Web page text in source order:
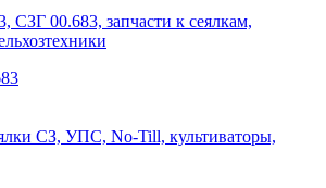
СЗГ 00.683, запчасти к сеялкам,
СЗ, УПС, No-Till, культиваторы,